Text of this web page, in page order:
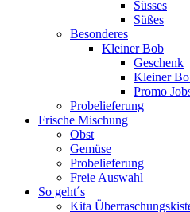
Süsses
Süßes
Besonderes
Kleiner Bob
Geschenk
Kleiner
Promo
Probelieferung
Frische Mischung
Obst
Gemüse
Probelieferung
Freie Auswahl
So geht´s
Kita